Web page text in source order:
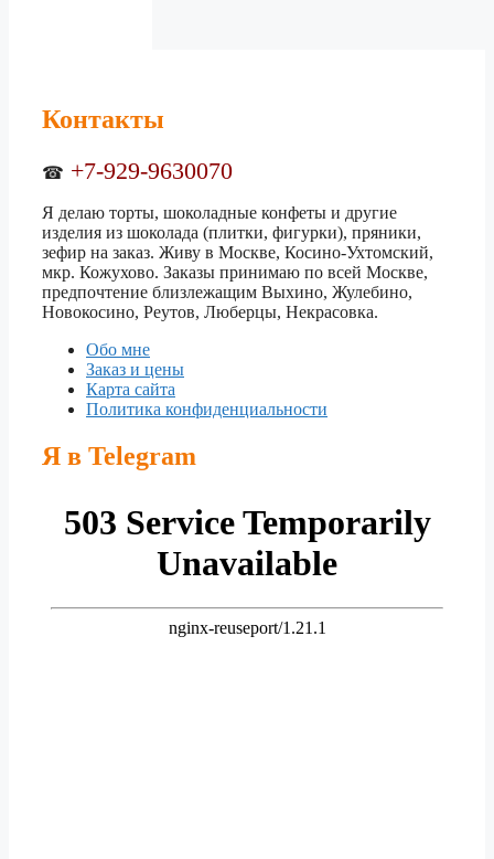
Контакты
☎ +7-929-9630070
Я делаю торты, шоколадные конфеты и другие
изделия из шоколада (плитки, фигурки), пряники,
зефир на заказ. Живу в Москве, Косино-Ухтомский,
мкр. Кожухово. Заказы принимаю по всей Москве,
предпочтение близлежащим Выхино, Жулебино,
Новокосино, Реутов, Люберцы, Некрасовка.
Обо мне
Заказ и цены
Карта сайта
Политика конфиденциальности
Я в Telegram